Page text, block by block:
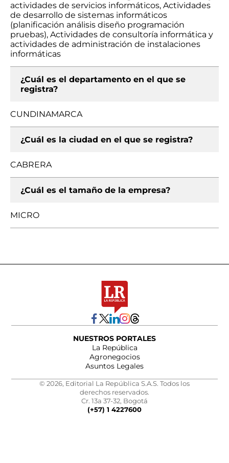
actividades de servicios informáticos, Actividades
de desarrollo de sistemas informáticos
(planificación análisis diseño programación
pruebas), Actividades de consultoría informática y
actividades de administración de instalaciones
informáticas
¿Cuál es el departamento en el que se
registra?
CUNDINAMARCA
¿Cuál es la ciudad en el que se registra?
CABRERA
¿Cuál es el tamaño de la empresa?
MICRO
NUESTROS PORTALES
La República
Agronegocios
Asuntos Legales
© 2026, Editorial La República S.A.S. Todos los
derechos reservados.
Cr. 13a 37-32, Bogotá
(+57) 1 4227600